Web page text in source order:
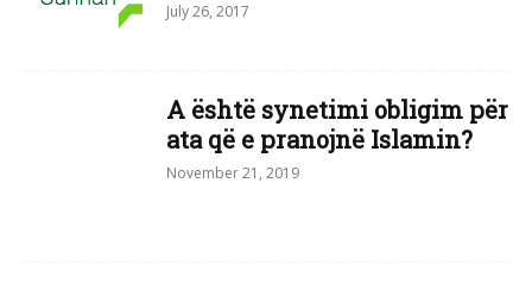
July 26, 2017
A është synetimi obligim për
ata që e pranojnë Islamin?
November 21, 2019